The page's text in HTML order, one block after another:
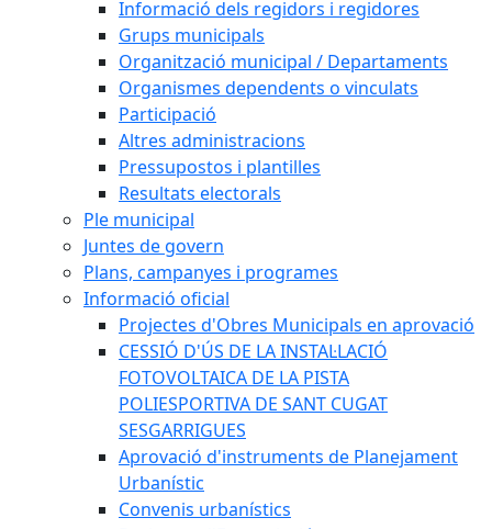
Informació dels regidors i regidores
Grups municipals
Organització municipal / Departaments
Organismes dependents o vinculats
Participació
Altres administracions
Pressupostos i plantilles
Resultats electorals
Ple municipal
Juntes de govern
Plans, campanyes i programes
Informació oficial
Projectes d'Obres Municipals en aprovació
CESSIÓ D'ÚS DE LA INSTAL·LACIÓ
FOTOVOLTAICA DE LA PISTA
POLIESPORTIVA DE SANT CUGAT
SESGARRIGUES
Aprovació d'instruments de Planejament
Urbanístic
Convenis urbanístics